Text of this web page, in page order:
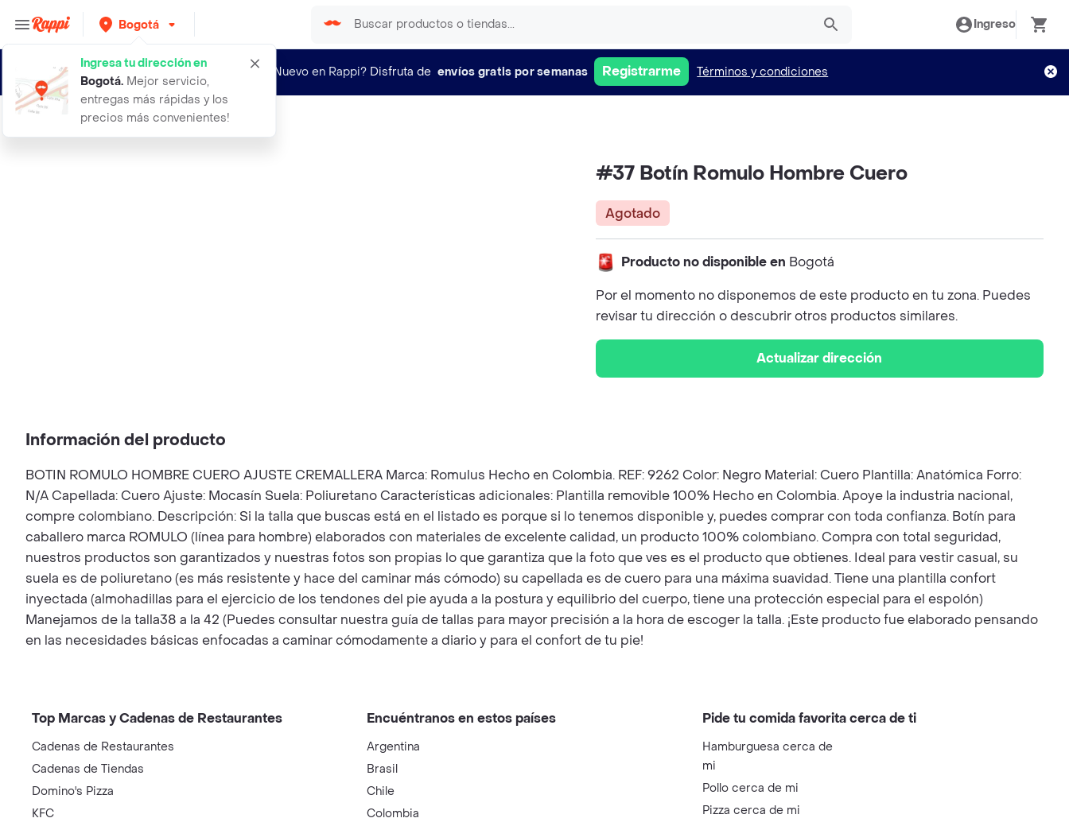
Bogotá
Ingresa tu dirección en
Bogotá. Mejor servicio,
entregas más rápidas y los
precios más convenientes!
Ingreso
¿Nuevo en Rappi? Disfruta de envíos gratis por semanas Registrarme Términos y condiciones
37 botin romulo hombre cuero
#37 Botín Romulo Hombre Cuero
Agotado
Producto no disponible en Bogotá
Por el momento no disponemos de este producto en tu zona. Puedes
revisar tu dirección o descubrir otros productos similares.
Actualizar dirección
Información del producto
BOTIN ROMULO HOMBRE CUERO AJUSTE CREMALLERA Marca: Romulus Hecho en Colombia. REF: 9262 Color: Negro Material: Cuero Plantilla: Anatómica Forro:
N/A Capellada: Cuero Ajuste: Mocasín Suela: Poliuretano Características adicionales: Plantilla removible 100% Hecho en Colombia. Apoye la industria nacional,
compre colombiano. Descripción: Si la talla que buscas está en el listado es porque si lo tenemos disponible y, puedes comprar con toda confianza. Botín para
caballero marca ROMULO (línea para hombre) elaborados con materiales de excelente calidad, un producto 100% colombiano. Compra con total seguridad,
nuestros productos son garantizados y nuestras fotos son propias lo que garantiza que la foto que ves es el producto que obtienes. Ideal para vestir casual, su
suela es de poliuretano (es más resistente y hace del caminar más cómodo) su capellada es de cuero para una máxima suavidad. Tiene una plantilla confort
inyectada (almohadillas para el ejercicio de los tendones del pie ayuda a la postura y equilibrio del cuerpo, tiene una protección especial para el espolón)
Manejamos de la talla38 a la 42 (Puedes consultar nuestra guía de tallas para mayor precisión a la hora de escoger la talla. ¡Este producto fue elaborado pensando
en las necesidades básicas enfocadas a caminar cómodamente a diario y para el confort de tu pie!
Top Marcas y Cadenas de Restaurantes
Cadenas de Restaurantes
Cadenas de Tiendas
Domino's Pizza
KFC
Encuéntranos en estos países
Argentina
Brasil
Chile
Colombia
Pide tu comida favorita cerca de ti
Hamburguesa cerca de
mi
Pollo cerca de mi
Pizza cerca de mi